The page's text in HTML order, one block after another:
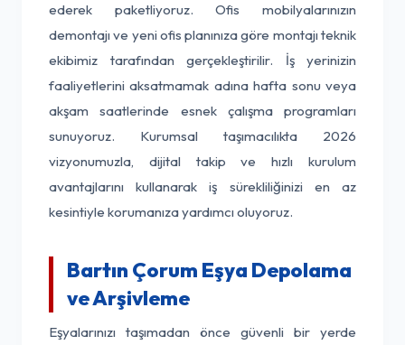
ederek paketliyoruz. Ofis mobilyalarınızın
demontajı ve yeni ofis planınıza göre montajı teknik
ekibimiz tarafından gerçekleştirilir. İş yerinizin
faaliyetlerini aksatmamak adına hafta sonu veya
akşam saatlerinde esnek çalışma programları
sunuyoruz. Kurumsal taşımacılıkta 2026
vizyonumuzla, dijital takip ve hızlı kurulum
avantajlarını kullanarak iş sürekliliğinizi en az
kesintiyle korumanıza yardımcı oluyoruz.
Bartın Çorum Eşya Depolama
ve Arşivleme
Eşyalarınızı taşımadan önce güvenli bir yerde